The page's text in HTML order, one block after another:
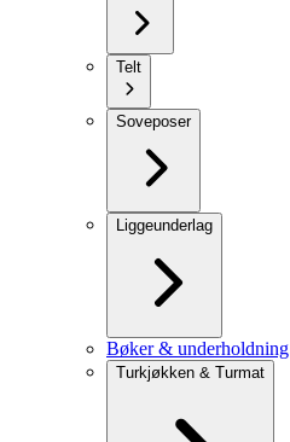
Telt
Soveposer
Liggeunderlag
Bøker & underholdning
Turkjøkken & Turmat